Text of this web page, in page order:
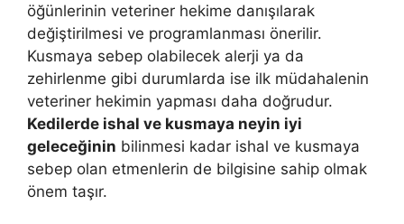
öğünlerinin veteriner hekime danışılarak
değiştirilmesi ve programlanması önerilir.
Kusmaya sebep olabilecek alerji ya da
zehirlenme gibi durumlarda ise ilk müdahalenin
veteriner hekimin yapması daha doğrudur.
Kedilerde ishal ve kusmaya neyin iyi
geleceğinin bilinmesi kadar ishal ve kusmaya
sebep olan etmenlerin de bilgisine sahip olmak
önem taşır.